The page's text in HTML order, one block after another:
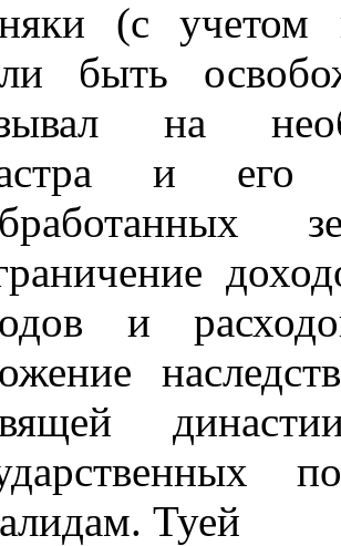
(с учетом
быть
на
и его
и
Туей